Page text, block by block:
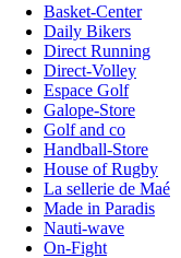
Basket-Center
Daily Bikers
Direct Running
Direct-Volley
Espace Golf
Galope-Store
Golf and co
Handball-Store
House of Rugby
La sellerie de Maé
Made in Paradis
Nauti-wave
On-Fight